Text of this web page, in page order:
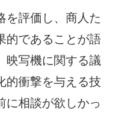
を評価し、商人た
的であることが語
映写機に関する議
的衝撃を与える技
に相談が欲しかっ